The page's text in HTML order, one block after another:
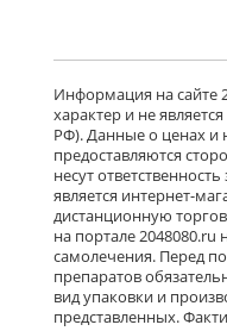
от
Индия
Нет в
Индия
Информация на сайте
характер и не
РФ). Данные о ценах и
предоставляются
несут
является интернет-
дистанционную
на портале 2048080.ru
самолечения. Перед
препаратов
вид упаковки и
представленных.